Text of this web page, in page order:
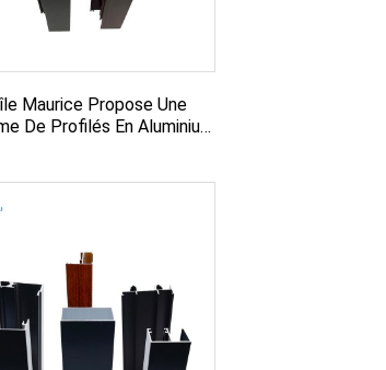
Maurice Propose Une
De Profilés En Aluminium